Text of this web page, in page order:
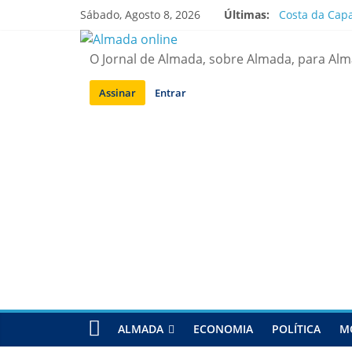
Sábado, Agosto 8, 2026 Últimas:
Costa da
Laranjeiro |
Ponte 25 de
O Jornal de Almada, sobre Almada, para
Assinar Entrar
ALMADA ECONOMIA POLÍTICA